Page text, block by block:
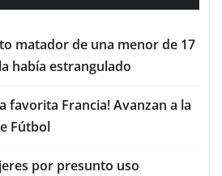
matador de una menor de 17
había estrangulado
favorita Francia! Avanzan a la
Fútbol
por presunto uso